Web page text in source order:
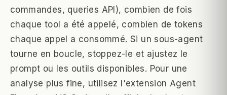
commandes, queries API), combien de fois
chaque tool a été appelé, combien de tokens
chaque appel a consommé. Si un sous-agent
tourne en boucle, stoppez-le et ajustez le
prompt ou les outils disponibles. Pour une
analyse plus fine, utilisez l'extension Agent